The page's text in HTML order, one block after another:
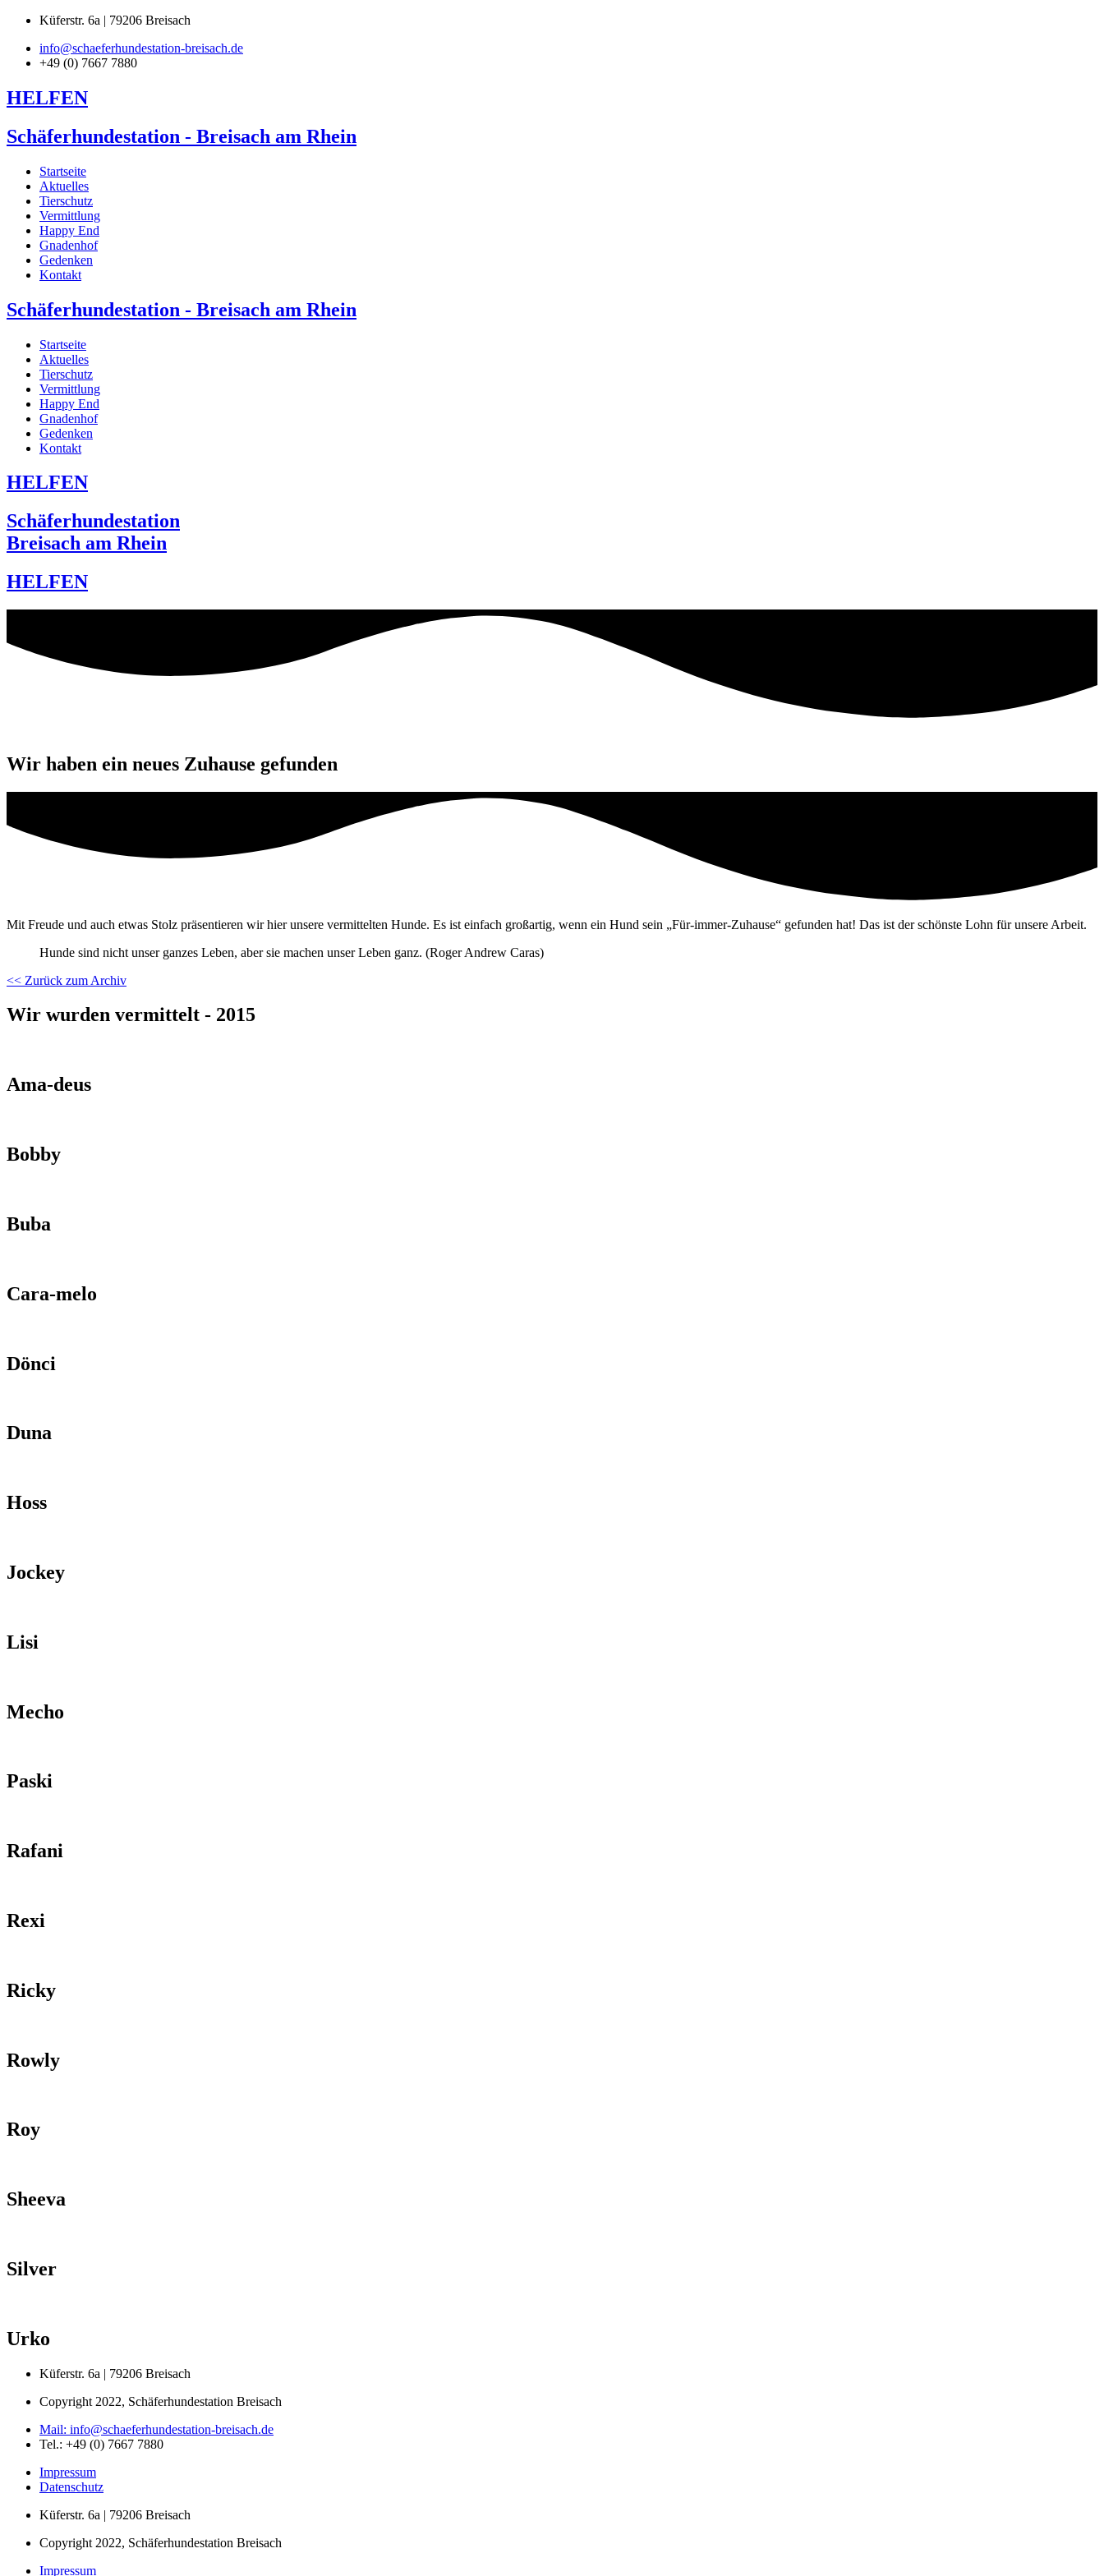
Küferstr. 6a | 79206 Breisach
info@schaeferhundestation-breisach.de
+49 (0) 7667 7880
HELFEN
Schäferhundestation - Breisach am Rhein
Startseite
Aktuelles
Tierschutz
Vermittlung
Happy End
Gnadenhof
Gedenken
Kontakt
Schäferhundestation - Breisach am Rhein
Startseite
Aktuelles
Tierschutz
Vermittlung
Happy End
Gnadenhof
Gedenken
Kontakt
HELFEN
Schäferhundestation
Breisach am Rhein
HELFEN
Wir haben ein neues Zuhause gefunden
Mit Freude und auch etwas Stolz präsentieren wir hier unsere vermittelten Hunde. Es ist einfach großartig, wenn ein Hund sein „Für-immer-Zuhause“ gefunden hat! Das ist der schönste Lohn für unsere Arbeit.
Hunde sind nicht unser ganzes Leben, aber sie machen unser Leben ganz. (Roger Andrew Caras)
<< Zurück zum Archiv
Wir wurden vermittelt - 2015
Ama-deus
Bobby
Buba
Cara-melo
Dönci
Duna
Hoss
Jockey
Lisi
Mecho
Paski
Rafani
Rexi
Ricky
Rowly
Roy
Sheeva
Silver
Urko
Küferstr. 6a | 79206 Breisach
Copyright 2022, Schäferhundestation Breisach
Mail: info@schaeferhundestation-breisach.de
Tel.: +49 (0) 7667 7880
Impressum
Datenschutz
Küferstr. 6a | 79206 Breisach
Copyright 2022, Schäferhundestation Breisach
Impressum